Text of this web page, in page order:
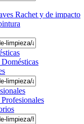
Rachet y de impacto